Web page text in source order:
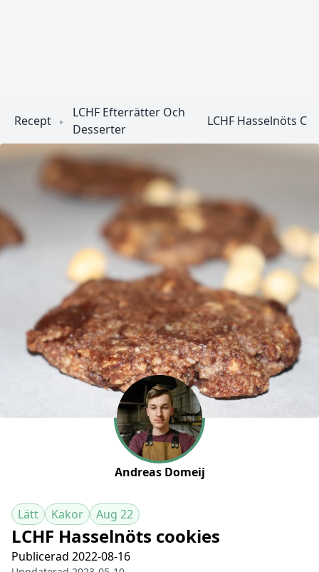
Recept
LCHF Efterrätter Och
Desserter
LCHF Hasselnöts
Andreas Domeij
Lätt Kakor Aug 22
LCHF Hasselnöts cookies
Publicerad 2022-08-16